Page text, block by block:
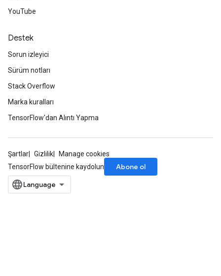
YouTube
Destek
Sorun izleyici
Sürüm notları
Stack Overflow
Marka kuralları
TensorFlow'dan Alıntı Yapma
Şartlar Gizlilik
Manage cookies
TensorFlow bültenine kaydolun
Abone ol